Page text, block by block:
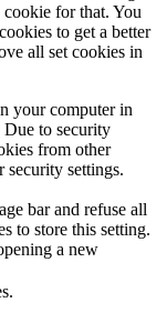
for that. You
to get a better
all set cookies in
your computer in
to security
from other
security settings.
bar and refuse all
to store this setting.
a new